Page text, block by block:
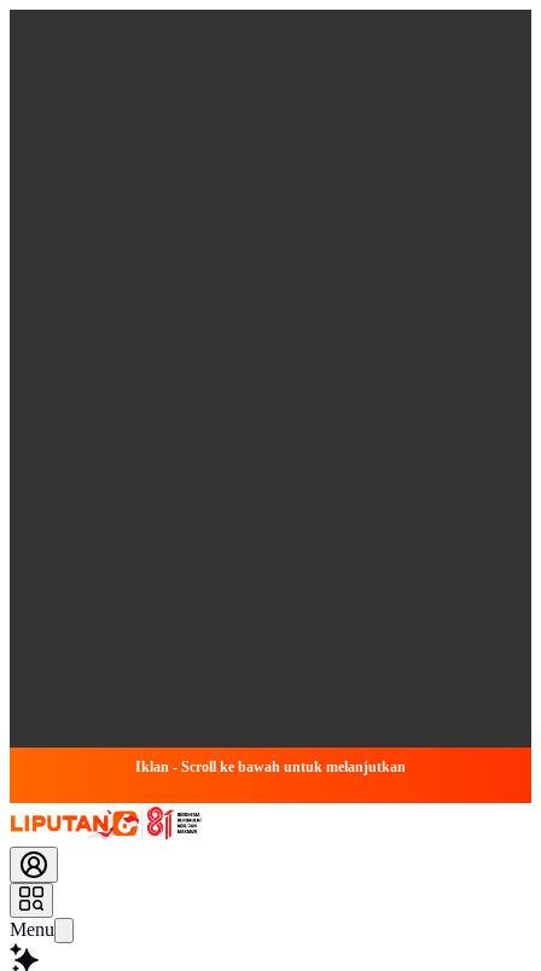
Iklan - Scroll ke bawah untuk melanjutkan
Menu